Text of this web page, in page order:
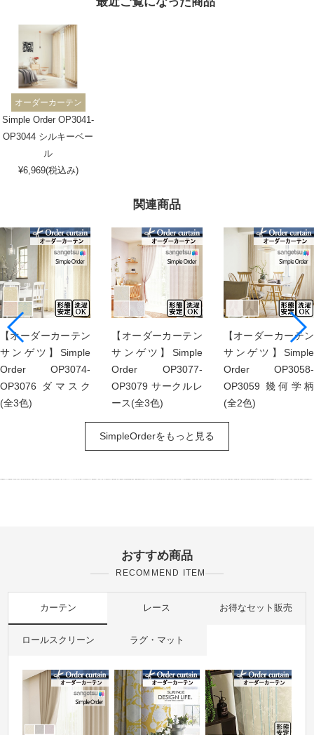
関連商品
【オーダーカーテン
サンゲツ】Simple
Order OP3074-
OP3076 ダマスク
(全3色)
【オーダーカーテン
サンゲツ】Simple
Order OP3077-
OP3079 サークルレ
ース(全3色)
【オーダーカーテン
サンゲツ】Simple
Order OP3058-
OP3059 幾何学柄
(全2色)
SimpleOrderをもっと見る
オーダーカーテン
Simple Order OP3041-
OP3044 シルキーベー
ル
¥6,969(税込み)
おすすめ商品
RECOMMEND ITEM
カーテン レース お得なセット販売
ロールスクリーン ラグ・マット